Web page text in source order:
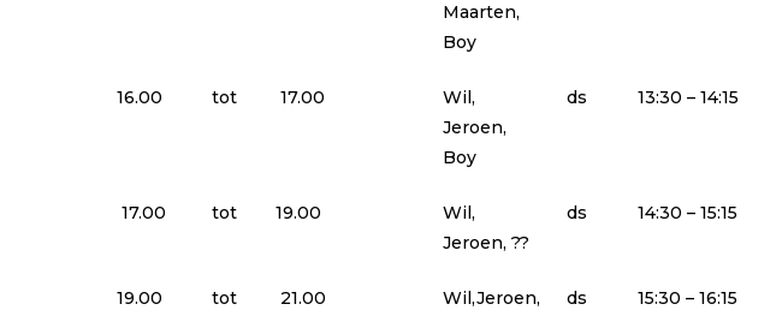
Maarten,
Boy
16.00 tot 17.00
Wil,
Jeroen,
Boy
ds 13:30 – 14:15
17.00 tot 19.00
Wil,
Jeroen, ??
ds 14:30 – 15:15
19.00 tot 21.00
Wil,Jeroen,
ds 15:30 – 16:15